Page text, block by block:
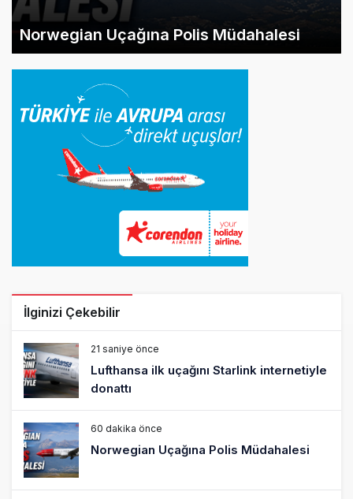
Norwegian Uçağına Polis Müdahalesi
İlginizi Çekebilir
21 saniye önce
Lufthansa ilk uçağını Starlink internetiyle
donattı
60 dakika önce
Norwegian Uçağına Polis Müdahalesi